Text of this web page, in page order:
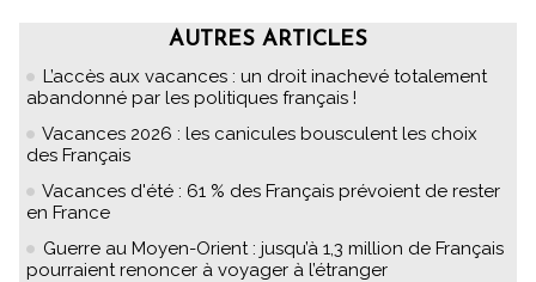
AUTRES ARTICLES
L’accès aux vacances : un droit inachevé totalement
abandonné par les politiques français !
Vacances 2026 : les canicules bousculent les choix
des Français
Vacances d'été : 61 % des Français prévoient de rester
en France
Guerre au Moyen-Orient : jusqu’à 1,3 million de Français
pourraient renoncer à voyager à l’étranger